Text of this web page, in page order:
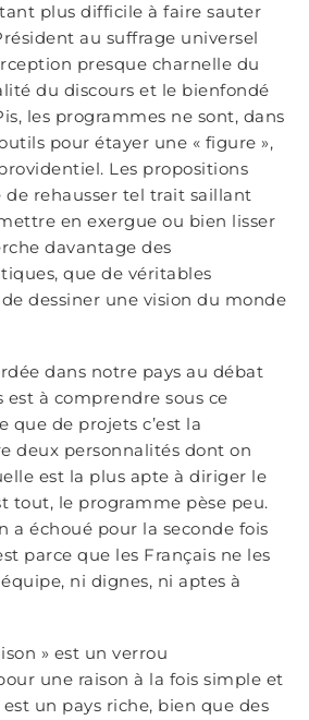
plus difficile à faire sauter
au suffrage universel
presque charnelle du
du discours et le bienfondé
les programmes ne sont, dans
pour étayer une « figure »,
Les propositions
rehausser tel trait saillant
en exergue ou bien lisser
davantage des
que de véritables
dessiner une vision du monde
dans notre pays au débat
est à comprendre sous ce
que de projets c’est la
deux personnalités dont on
est la plus apte à diriger le
tout, le programme pèse peu.
a échoué pour la seconde fois
parce que les Français ne les
ni dignes, ni aptes à
» est un verrou
une raison à la fois simple et
un pays riche, bien que des